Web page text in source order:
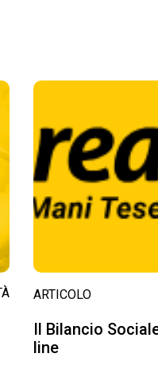
ARTICOLO
Il Bilancio
line